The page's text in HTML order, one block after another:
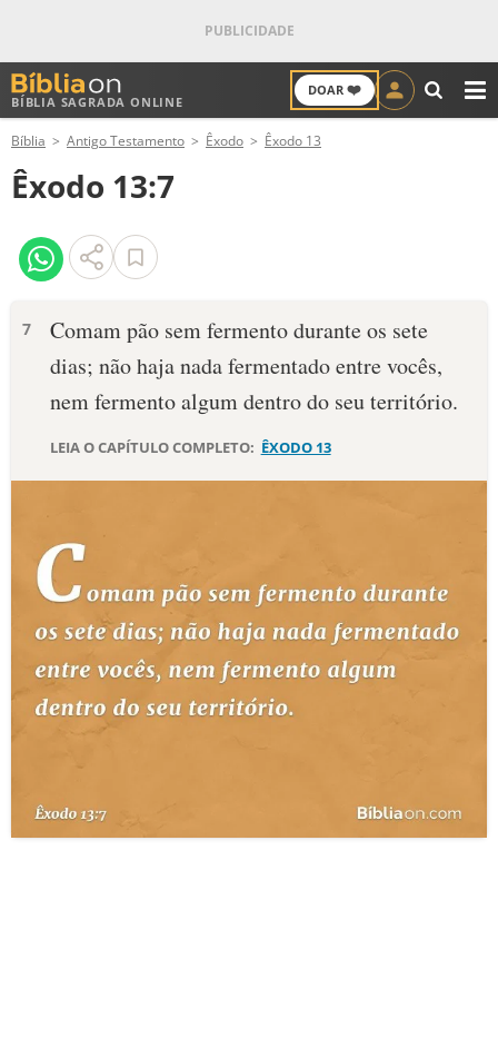
BÍBLIA SAGRADA ONLINE
DOAR ❤️
ANTIGO TESTAMENTO
NOVO TESTAMENTO
VERSÍCULOS
PALAVRA DO DIA
DEVOCIONAL DIÁRIO
10 MANDAMENTOS
ESTUDOS BÍBLICOS
ESBOÇOS DE PREGAÇÃO
TEMAS
TERMO BÍBLICO
Bíblia Antigo Testamento Êxodo Êxodo 13
Êxodo 13:7
7
Comam pão sem fermento durante os sete
dias; não haja nada fermentado entre vocês,
nem fermento algum dentro do seu território.
LEIA O CAPÍTULO COMPLETO: ÊXODO 13